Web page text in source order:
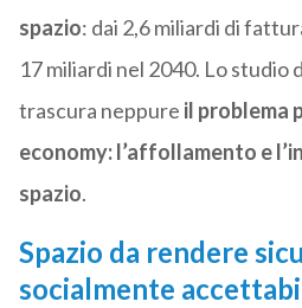
spazio: dai 2,6 miliardi di
17 miliardi nel 2040. Lo studio
trascura neppure il problema
economy: l’affollamento e
spazio.
Spazio da rendere
socialmente